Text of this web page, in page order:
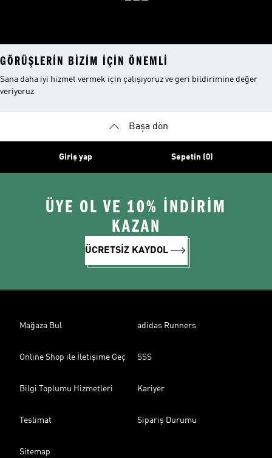
GÖRÜŞLERIN BIZIM IÇIN ÖNEMLI
Sana daha iyi hizmet vermek için çalışıyoruz ve geri bildirimine değer
veriyoruz
Başa dön
Giriş yap Sepetin (0)
ÜYE OL VE 10% İNDİRİM
KAZAN
ÜCRETSİZ KAYDOL
Mağaza Bul adidas Runners
Online Shop ile İletişime Geç SSS
Bilgi Toplumu Hizmetleri Kariyer
Teslimat Sipariş Durumu
Sitemap